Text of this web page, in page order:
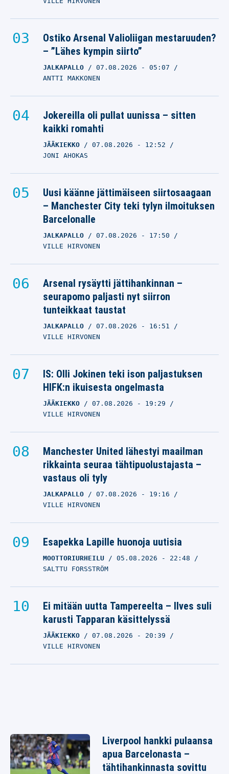
Ostiko Arsenal Valioliigan mestaruuden?
– ”Lähes kympin siirto”
JALKAPALLO 07.08.2026 - 05:07
ANTTI MAKKONEN
Jokereilla oli pullat uunissa – sitten
kaikki romahti
JÄÄKIEKKO 07.08.2026 - 12:52
JONI AHOKAS
Uusi käänne jättimäiseen siirtosaagaan
– Manchester City teki tylyn ilmoituksen
Barcelonalle
JALKAPALLO 07.08.2026 - 17:50
VILLE HIRVONEN
Arsenal rysäytti jättihankinnan –
seurapomo paljasti nyt siirron
tunteikkaat taustat
JALKAPALLO 07.08.2026 - 16:51
VILLE HIRVONEN
IS: Olli Jokinen teki ison paljastuksen
HIFK:n ikuisesta ongelmasta
JÄÄKIEKKO 07.08.2026 - 19:29
VILLE HIRVONEN
Manchester United lähestyi maailman
rikkainta seuraa tähtipuolustajasta –
vastaus oli tyly
JALKAPALLO 07.08.2026 - 19:16
VILLE HIRVONEN
Esapekka Lapille huonoja uutisia
MOOTTORIURHEILU 05.08.2026 - 22:48
SALTTU FORSSTRÖM
Ei mitään uutta Tampereelta – Ilves suli
karusti Tapparan käsittelyssä
JÄÄKIEKKO 07.08.2026 - 20:39
VILLE HIRVONEN
Liverpool hankki pulaansa
apua Barcelonasta –
tähtihankinnasta sovittu